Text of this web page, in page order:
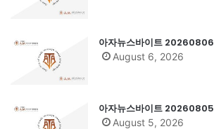
아자뉴스바이트 20260806
August 6, 2026
아자뉴스바이트 20260805
August 5, 2026